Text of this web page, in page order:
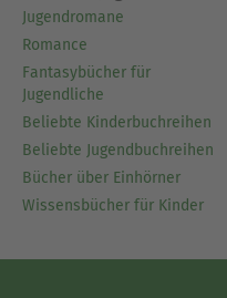
Jugendromane
Romance
Fantasybücher für
Jugendliche
Beliebte Kinderbuchreihen
Beliebte Jugendbuchreihen
Bücher über Einhörner
Wissensbücher für Kinder